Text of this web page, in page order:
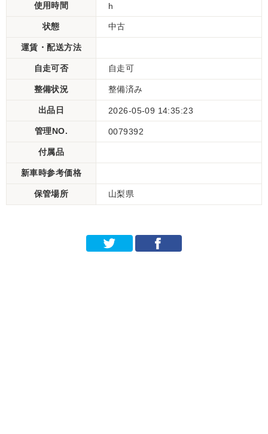
使用時間 h
状態 中古
運賃・配送方法
自走可否 自走可
整備状況 整備済み
出品日 2026-05-09 14:35:23
管理NO. 0079392
付属品
新車時参考価格
保管場所 山梨県